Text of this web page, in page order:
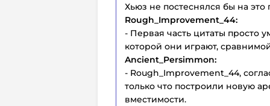
Хьюз не постеснялся бы на это
Rough_Improvement_44:
- Первая часть цитаты просто
которой они играют,
Ancient_Persimmon:
- Rough_Improvement_44,
только что построили новую
вместимости.